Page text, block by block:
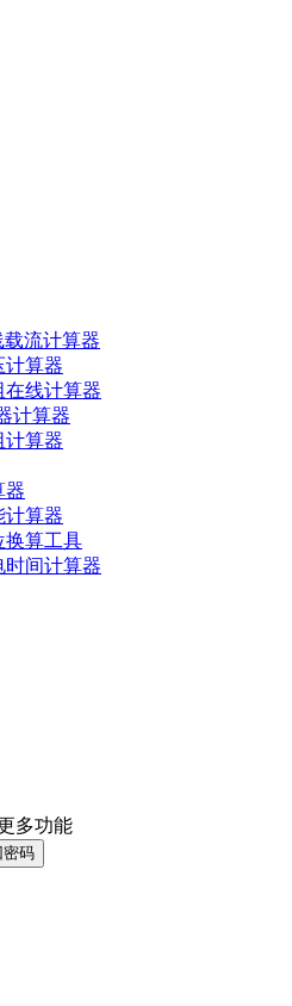
载流计算器
计算器
在线计算器
计算器
计算器
器
计算器
换算工具
时间计算器
多功能
密码